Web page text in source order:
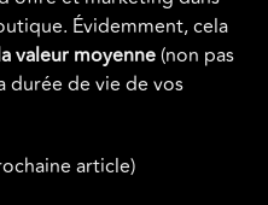
Évidemment, cela
valeur moyenne (non pas
durée de vie de vos
article)